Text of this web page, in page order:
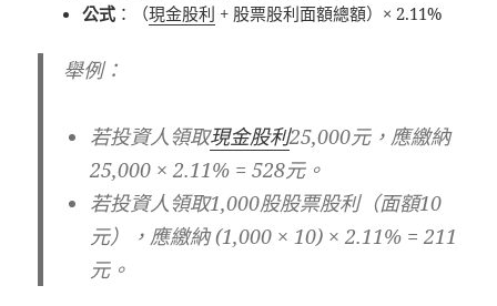
公式 ：（現金股利 + 股票股利面額總額）× 2.11%
舉例：
若投資人領取現金股利25,000元，應繳納
25,000 × 2.11% = 528元。
若投資人領取1,000股股票股利（面額10
元），應繳納 (1,000 × 10) × 2.11% = 211
元。